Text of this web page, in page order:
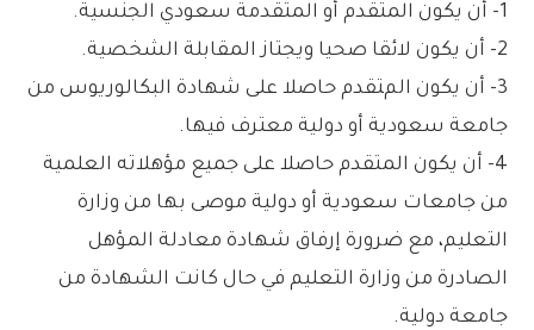
1- أن يكون المتقدم أو المتقدمة سعودي الجنسية.
2- أن يكون لائقا صحيا ويجتاز المقابلة الشخصية.
3- أن ﻳﻜﻮن المﺘﻘﺪم ﺣﺎﺻﻼ ﻋﻠﻰ ﺷﻬﺎدة اﻟﺒﻜﺎﻟﻮرﻳﻮس ﻣﻦ
ﺟﺎﻣﻌﺔ ﺳﻌﻮدﻳﺔ أو دوﻟﻴﺔ ﻣﻌﺘﺮف ﻓﻴﻬﺎ.
4- أن يكون المتقدم حاصلا على جميع مؤهلاته العلمية
من جامعات سعودية أو دولية موصى بها من وزارة
التعليم، مع ضرورة إرفاق شهادة معادلة المؤهل
الصادرة من وزارة التعليم في حال كانت الشهادة من
جامعة دولية.